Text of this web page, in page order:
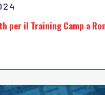
per il Training Camp a